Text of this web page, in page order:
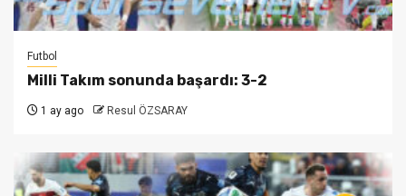
Futbol
Milli Takım sonunda başardı: 3-2
1 ay ago Resul ÖZSARAY